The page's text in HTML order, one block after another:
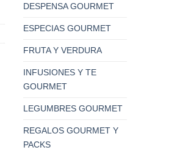
DESPENSA GOURMET
ESPECIAS GOURMET
FRUTA Y VERDURA
INFUSIONES Y TE
GOURMET
LEGUMBRES GOURMET
REGALOS GOURMET Y
PACKS